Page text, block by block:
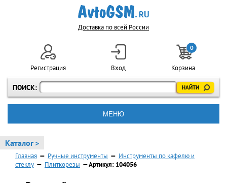
Доставка по всей России
ПОИСК:
Регистрация Вход
0
Корзина
МЕНЮ
Каталог >
Главная — Ручные инструменты — Инструменты по кафелю и
стеклу — Плиткорезы — Артикул: 104056